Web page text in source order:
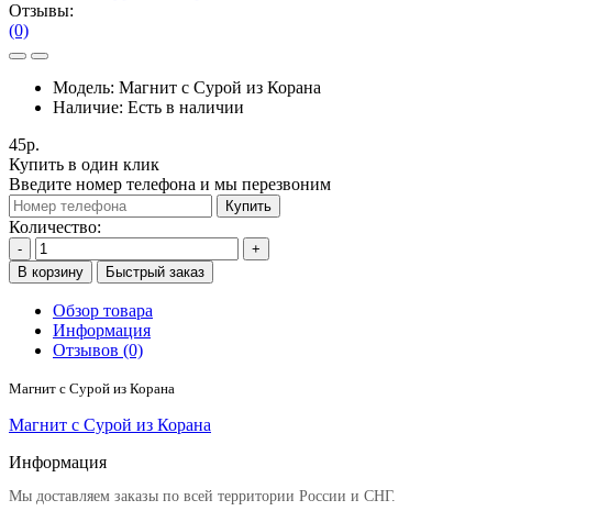
Отзывы:
(0)
Модель: Магнит с Сурой из Корана
Наличие: Есть в наличии
45р.
Купить в один клик
Введите номер телефона и мы перезвоним
Купить
Количество:
-
+
В корзину
Быстрый заказ
Обзор товара
Информация
Отзывов (0)
Магнит с Сурой из Корана
Магнит с Сурой из Корана
Информация
Мы доставляем заказы по всей территории России и СНГ.